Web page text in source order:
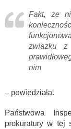
Fakt, że
związku z
nim
– powiedziała.
Państwowa
prokuratury w tej